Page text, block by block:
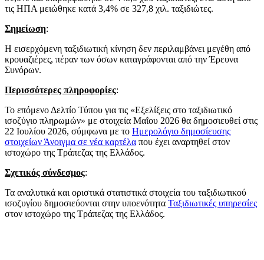
τις ΗΠΑ μειώθηκε κατά 3,4% σε 327,8 χιλ. ταξιδιώτες.
Σημείωση:
Η εισερχόμενη ταξιδιωτική κίνηση δεν περιλαμβάνει μεγέθη από
κρουαζιέρες, πέραν των όσων καταγράφονται από την Έρευνα
Συνόρων.
Περισσότερες πληροφορίες:
Το επόμενο Δελτίο Τύπου για τις «Εξελίξεις στο ταξιδιωτικό
ισοζύγιο πληρωμών» με στοιχεία Μαΐου 2026 θα δημοσιευθεί στις
22 Ιουλίου 2026, σύμφωνα με το Ημερολόγιο δημοσίευσης
στοιχείων Άνοιγμα σε νέα καρτέλα που έχει αναρτηθεί στον
ιστοχώρο της Τράπεζας της Ελλάδος.
Σχετικός σύνδεσμος:
Τα αναλυτικά και οριστικά στατιστικά στοιχεία του ταξιδιωτικού
ισοζυγίου δημοσιεύονται στην υποενότητα Ταξιδιωτικές υπηρεσίες
στον ιστοχώρο της Τράπεζας της Ελλάδος.